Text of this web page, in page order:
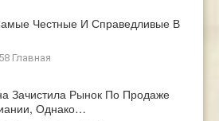
Честные И Справедливые В
Главная
Зачистила Рынок По Продаже
Однако…